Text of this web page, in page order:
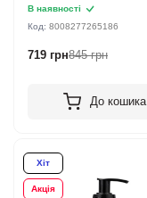
В наявності
Код: 8008277265186
719 грн845 грн
До кошика
Хіт
Акція